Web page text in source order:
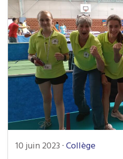
10 juin 2023 · Collège